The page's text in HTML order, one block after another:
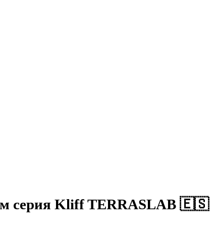
серия Kliff TERRASLAB 🇪🇸